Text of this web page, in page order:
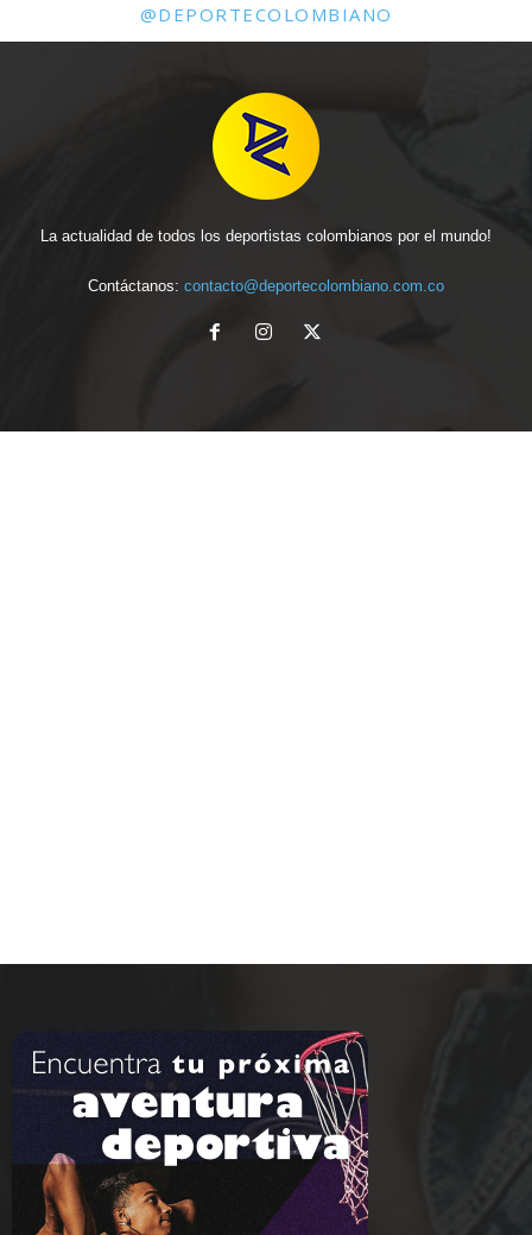
@DEPORTECOLOMBIANO
La actualidad de todos los deportistas colombianos por el mundo!
Contáctanos: contacto@deportecolombiano.com.co